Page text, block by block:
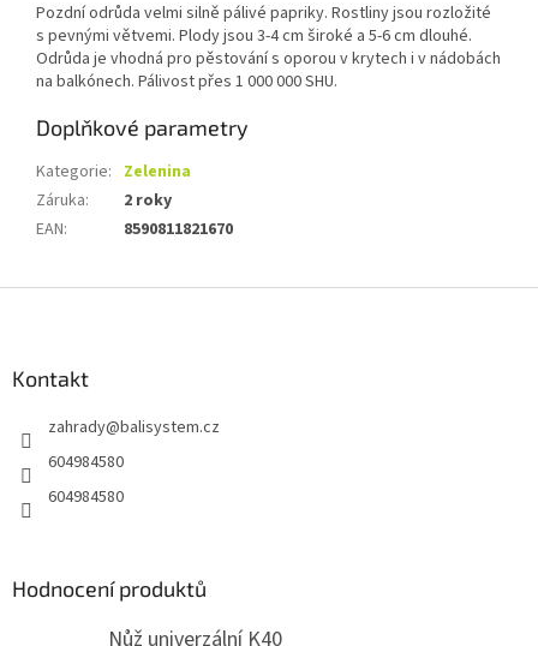
Pozdní odrůda velmi silně pálivé papriky. Rostliny jsou rozložité
s pevnými větvemi. Plody jsou 3-4 cm široké a 5-6 cm dlouhé.
Odrůda je vhodná pro pěstování s oporou v krytech i v nádobách
na balkónech. Pálivost přes 1 000 000 SHU.
Doplňkové parametry
Kategorie: Zelenina
Záruka:
2 roky
EAN: 8590811821670
Kontakt
zahrady@balisystem.cz
604984580
604984580
Hodnocení produktů
Nůž univerzální K40